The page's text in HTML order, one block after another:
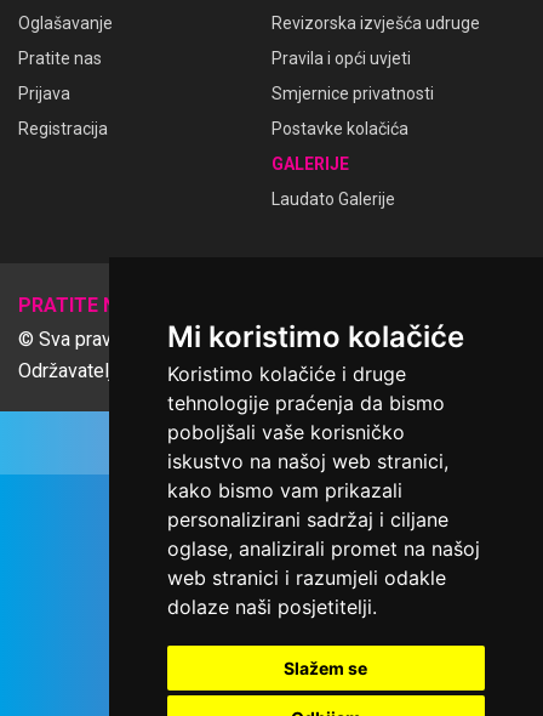
Mi koristimo kolačiće
Koristimo kolačiće i druge
tehnologije praćenja da bismo
poboljšali vaše korisničko
iskustvo na našoj web stranici,
kako bismo vam prikazali
personalizirani sadržaj i ciljane
oglase, analizirali promet na našoj
web stranici i razumjeli odakle
dolaze naši posjetitelji.
Slažem se
Oglašavanje
Pratite nas
Prijava
Registracija
Revizorska izvješća udruge
Pravila i opći uvjeti
Smjernice privatnosti
Postavke kolačića
GALERIJE
Laudato Galerije
PRATITE NAS
© Sva prava pridržana Udruga Ime dobrote
Održavatelj Netcom d.o.o., Riva 6, Rijeka